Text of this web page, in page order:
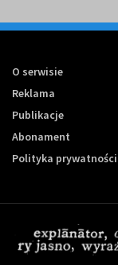
O serwisie
Reklama
Publikacje
Abonament
Polityka prywatności